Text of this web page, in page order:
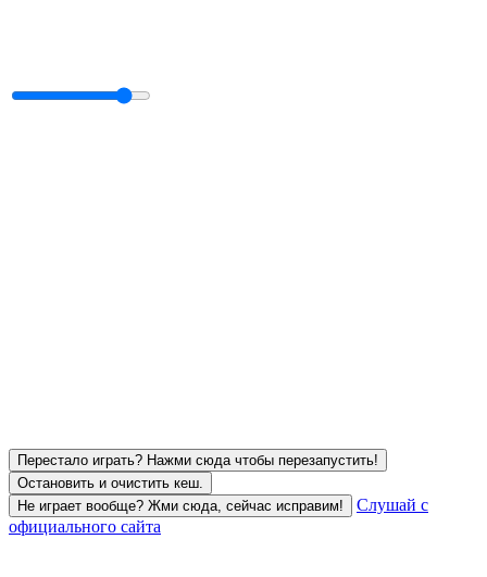
Перестало играть? Нажми сюда чтобы перезапустить!
Остановить и очистить кеш.
Не играет вообще? Жми сюда, сейчас исправим!
Слушай с
официального сайта